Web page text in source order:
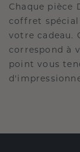
Chaque pièce
coffret
votre cadeau.
correspond à
point vous